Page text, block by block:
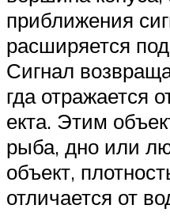
приближения
расширяется
Сигнал
гда отражается
екта. Этим
рыба, дно или
объект,
отличается от